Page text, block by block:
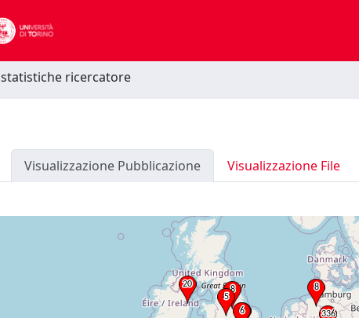
statistiche ricercatore
Visualizzazione Pubblicazione Visualizzazione File